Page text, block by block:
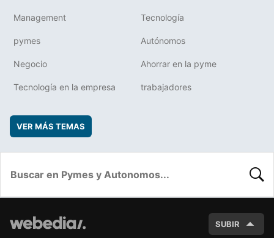
Management Tecnología
pymes Autónomos
Negocio Ahorrar en la pyme
Tecnología en la empresa trabajadores
VER MÁS TEMAS
SUBIR